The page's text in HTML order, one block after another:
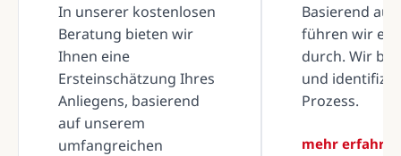
In unserer kostenlosen
Beratung bieten wir
Ihnen eine
Ersteinschätzung Ihres
Anliegens, basierend
auf unserem
umfangreichen
Basierend
führen wir
durch. Wir
und
Prozess.
mehr erfahren